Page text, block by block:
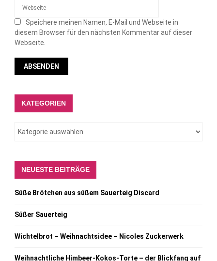
Speichere meinen Namen, E-Mail und Webseite in
diesem Browser für den nächsten Kommentar auf dieser
Webseite.
KATEGORIEN
NEUESTE BEITRÄGE
Süße Brötchen aus süßem Sauerteig Discard
Süßer Sauerteig
Wichtelbrot – Weihnachtsidee – Nicoles Zuckerwerk
Weihnachtliche Himbeer-Kokos-Torte – der Blickfang auf